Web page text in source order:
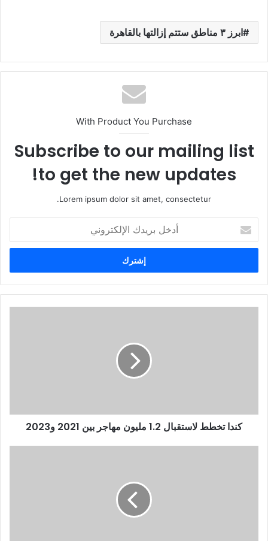
ابرز ٣ مناطق ستتم إزالتها بالقاهرة
With Product You Purchase
Subscribe to our mailing list
to get the new updates!
Lorem ipsum dolor sit amet, consectetur.
خ
ب
ر
ر
كندا تخطط لاستقبال 1.2 مليون مهاجر بين 2021 و2023